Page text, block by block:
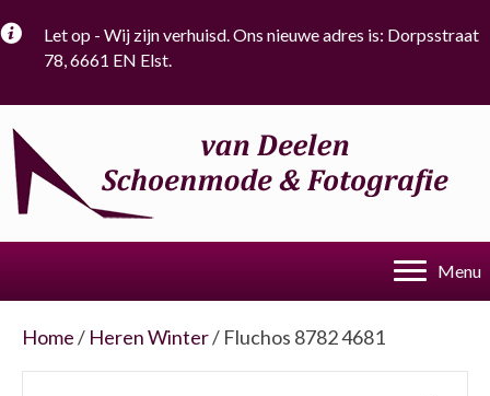
Let op - Wij zijn verhuisd. Ons nieuwe adres is: Dorpsstraat
78, 6661 EN Elst.
Menu
Home/ Heren Winter/ Fluchos 8782 4681